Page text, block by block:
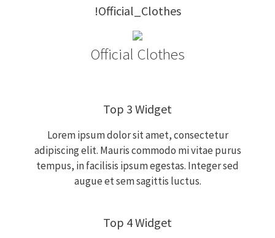
!Official_Clothes
Official Clothes
Top 3 Widget
Lorem ipsum dolor sit amet, consectetur
adipiscing elit. Mauris commodo mi vitae purus
tempus, in facilisis ipsum egestas. Integer sed
augue et sem sagittis luctus.
Top 4 Widget